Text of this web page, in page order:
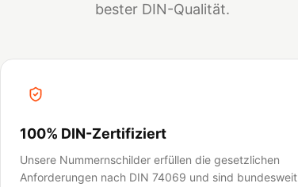
bester DIN-Qualität.
100% DIN-Zertifiziert
Unsere Nummernschilder erfüllen die gesetzlichen
Anforderungen nach DIN 74069 und sind bundesweit